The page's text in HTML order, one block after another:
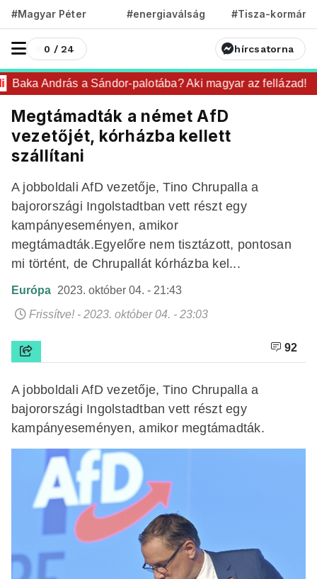
#Magyar Péter #energiaválság #Tisza-kormány
0 / 24 hírcsatorna
Baka András a Sándor-palotába? Aki magyar az fellázad!
Megtámadták a német AfD
vezetőjét, kórházba kellett
szállítani
A jobboldali AfD vezetője, Tino Chrupalla a
bajorországi Ingolstadtban vett részt egy
kampányeseményen, amikor
megtámadták.Egyelőre nem tisztázott, pontosan
mi történt, de Chrupallát kórházba kel...
Európa 2023. október 04. - 21:43
Frissítve! - 2023. október 04. - 23:03
92
A jobboldali AfD vezetője, Tino Chrupalla a
bajorországi Ingolstadtban vett részt egy
kampányeseményen, amikor megtámadták.